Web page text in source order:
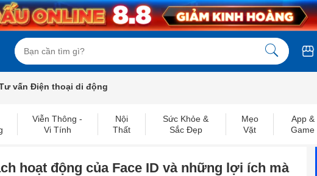
vấn Điện thoại di động
Viễn Thông -
Vi Tính
Nội
Thất
Sức Khỏe &
Sắc Đẹp
Mẹo
Vặt
App &
Game
hoạt động của Face ID và những lợi ích mà